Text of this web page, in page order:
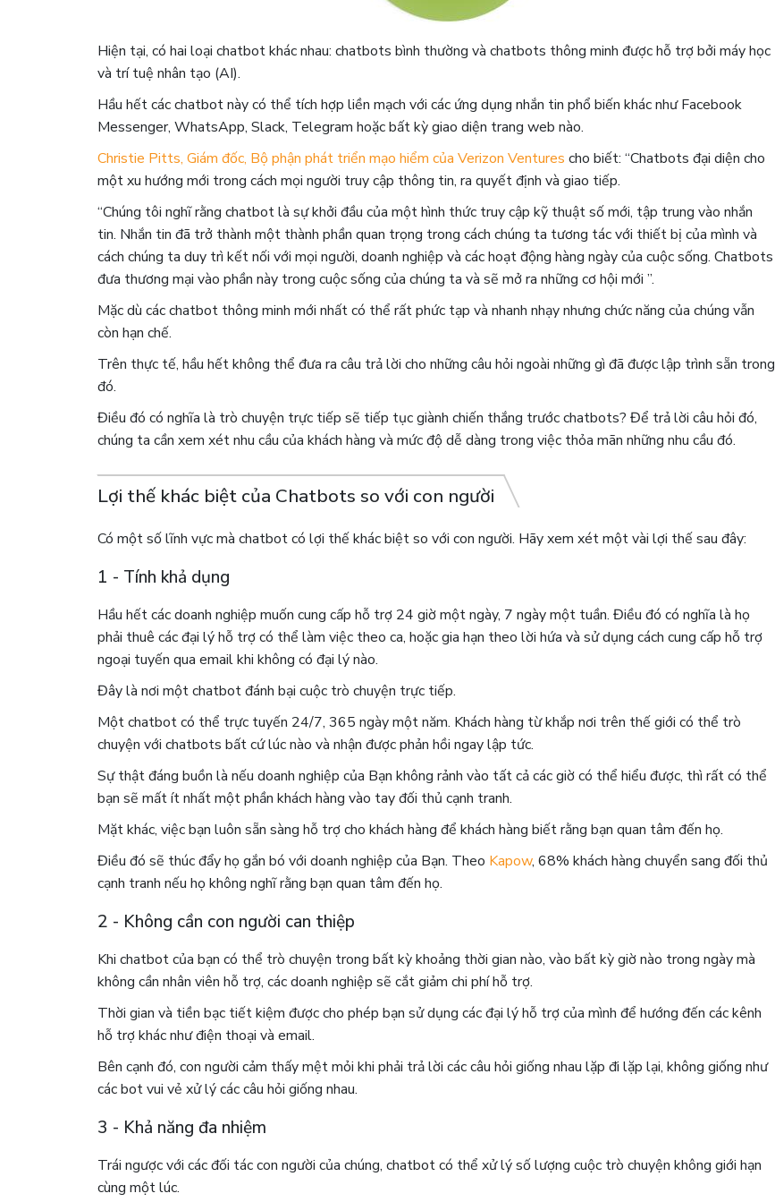
Hiện tại, có hai loại chatbot khác nhau: chatbots bình thường và chatbots thông minh được hỗ trợ bởi máy học
và trí tuệ nhân tạo (AI).
Hầu hết các chatbot này có thể tích hợp liền mạch với các ứng dụng nhắn tin phổ biến khác như Facebook
Messenger, WhatsApp, Slack, Telegram hoặc bất kỳ giao diện trang web nào.
Christie Pitts, Giám đốc, Bộ phận phát triển mạo hiểm của Verizon Ventures cho biết: “Chatbots đại diện cho
một xu hướng mới trong cách mọi người truy cập thông tin, ra quyết định và giao tiếp.
“Chúng tôi nghĩ rằng chatbot là sự khởi đầu của một hình thức truy cập kỹ thuật số mới, tập trung vào nhắn
tin. Nhắn tin đã trở thành một thành phần quan trọng trong cách chúng ta tương tác với thiết bị của mình và
cách chúng ta duy trì kết nối với mọi người, doanh nghiệp và các hoạt động hàng ngày của cuộc sống. Chatbots
đưa thương mại vào phần này trong cuộc sống của chúng ta và sẽ mở ra những cơ hội mới ”.
Mặc dù các chatbot thông minh mới nhất có thể rất phức tạp và nhanh nhạy nhưng chức năng của chúng vẫn
còn hạn chế.
Trên thực tế, hầu hết không thể đưa ra câu trả lời cho những câu hỏi ngoài những gì đã được lập trình sẵn trong
đó.
Điều đó có nghĩa là trò chuyện trực tiếp sẽ tiếp tục giành chiến thắng trước chatbots? Để trả lời câu hỏi đó,
chúng ta cần xem xét nhu cầu của khách hàng và mức độ dễ dàng trong việc thỏa mãn những nhu cầu đó.
Lợi thế khác biệt của Chatbots so với con người
Có một số lĩnh vực mà chatbot có lợi thế khác biệt so với con người. Hãy xem xét một vài lợi thế sau đây:
1 - Tính khả dụng
Hầu hết các doanh nghiệp muốn cung cấp hỗ trợ 24 giờ một ngày, 7 ngày một tuần. Điều đó có nghĩa là họ
phải thuê các đại lý hỗ trợ có thể làm việc theo ca, hoặc gia hạn theo lời hứa và sử dụng cách cung cấp hỗ trợ
ngoại tuyến qua email khi không có đại lý nào.
Đây là nơi một chatbot đánh bại cuộc trò chuyện trực tiếp.
Một chatbot có thể trực tuyến 24/7, 365 ngày một năm. Khách hàng từ khắp nơi trên thế giới có thể trò
chuyện với chatbots bất cứ lúc nào và nhận được phản hồi ngay lập tức.
Sự thật đáng buồn là nếu doanh nghiệp của Bạn không rảnh vào tất cả các giờ có thể hiểu được, thì rất có thể
bạn sẽ mất ít nhất một phần khách hàng vào tay đối thủ cạnh tranh.
Mặt khác, việc bạn luôn sẵn sàng hỗ trợ cho khách hàng để khách hàng biết rằng bạn quan tâm đến họ.
Điều đó sẽ thúc đẩy họ gắn bó với doanh nghiệp của Bạn. Theo Kapow, 68% khách hàng chuyển sang đối thủ
cạnh tranh nếu họ không nghĩ rằng bạn quan tâm đến họ.
2 - Không cần con người can thiệp
Khi chatbot của bạn có thể trò chuyện trong bất kỳ khoảng thời gian nào, vào bất kỳ giờ nào trong ngày mà
không cần nhân viên hỗ trợ, các doanh nghiệp sẽ cắt giảm chi phí hỗ trợ.
Thời gian và tiền bạc tiết kiệm được cho phép bạn sử dụng các đại lý hỗ trợ của mình để hướng đến các kênh
hỗ trợ khác như điện thoại và email.
Bên cạnh đó, con người cảm thấy mệt mỏi khi phải trả lời các câu hỏi giống nhau lặp đi lặp lại, không giống như
các bot vui vẻ xử lý các câu hỏi giống nhau.
3 - Khả năng đa nhiệm
Trái ngược với các đối tác con người của chúng, chatbot có thể xử lý số lượng cuộc trò chuyện không giới hạn
cùng một lúc.